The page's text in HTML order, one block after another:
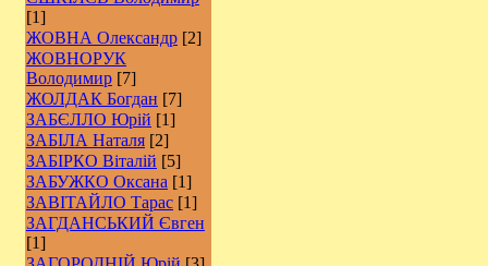
[1]
ЖОВНА Олександр [2]
ЖОВНОРУК
Володимир [7]
ЖОЛДАК Богдан [7]
ЗАБЄЛЛО Юрій [1]
ЗАБІЛА Наталя [2]
ЗАБІРКО Віталій [5]
ЗАБУЖКО Оксана [1]
ЗАВІТАЙЛО Тарас [1]
ЗАГДАНСЬКИЙ Євген
[1]